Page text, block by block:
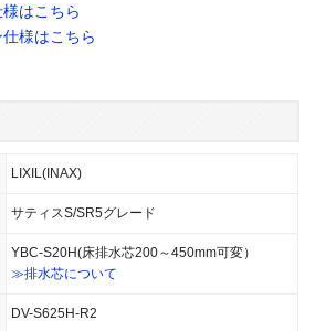
はこちら
様はこちら
LIXIL(INAX)
サティスS/SR5グレード
YBC-S20H(床排水芯200～450mm可変）
≫排水芯について
DV-S625H-R2